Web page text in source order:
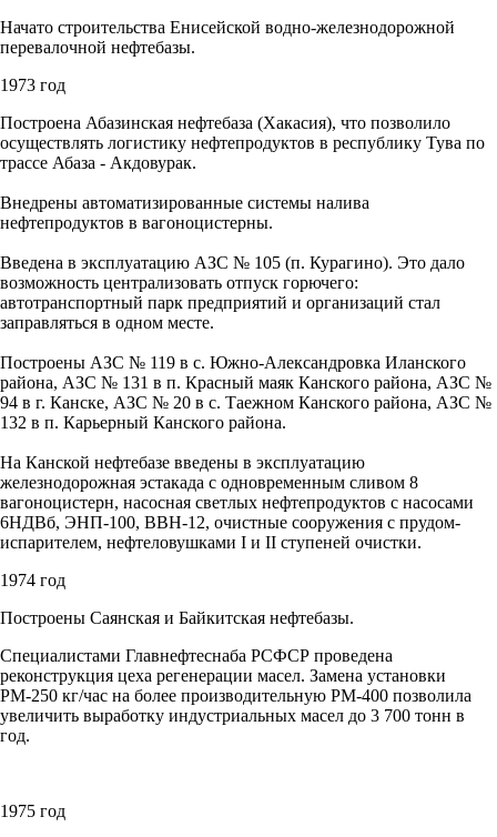
Начато строительства Енисейской водно-железнодорожной
перевалочной нефтебазы.
1973 год
Построена Абазинская нефтебаза (Хакасия), что позволило
осуществлять логистику нефтепродуктов в республику Тува по
трассе Абаза - Акдовурак.
Внедрены автоматизированные системы налива
нефтепродуктов в вагоноцистерны.
Введена в эксплуатацию АЗС № 105 (п. Курагино). Это дало
возможность централизовать отпуск горючего:
автотранспортный парк предприятий и организаций стал
заправляться в одном месте.
Построены АЗС № 119 в с. Южно-Александровка Иланского
района, АЗС № 131 в п. Красный маяк Канского района, АЗС №
94 в г. Канске, АЗС № 20 в с. Таежном Канского района, АЗС №
132 в п. Карьерный Канского района.
На Канской нефтебазе введены в эксплуатацию
железнодорожная эстакада с одновременным сливом 8
вагоноцистерн, насосная светлых нефтепродуктов с насосами
6НДВб, ЭНП-100, ВВН-12, очистные сооружения с прудом-
испарителем, нефтеловушками I и II ступеней очистки.
1974 год
Построены Саянская и Байкитская нефтебазы.
Специалистами Главнефтеснаба РСФСР проведена
реконструкция цеха регенерации масел. Замена установки
РМ-250 кг/час на более производительную РМ-400 позволила
увеличить выработку индустриальных масел до 3 700 тонн в
год.
1975 год